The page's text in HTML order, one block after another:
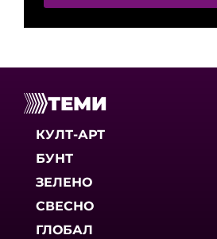
ТЕМИ
КУЛТ-АРТ
БУНТ
ЗЕЛЕНО
СВЕСНО
ГЛОБАЛ